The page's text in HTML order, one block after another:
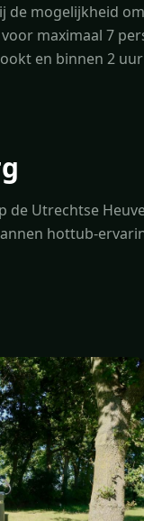
de mogelijkheid
maximaal 7
en binnen 2
Utrechtse
hottub-